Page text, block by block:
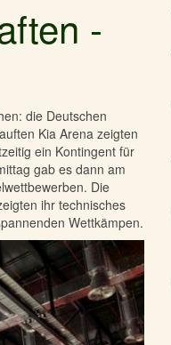
-
die Deutschen
Kia Arena zeigten
ein Kontingent für
gab es dann am
Die
ihr technisches
Wettkämpen.